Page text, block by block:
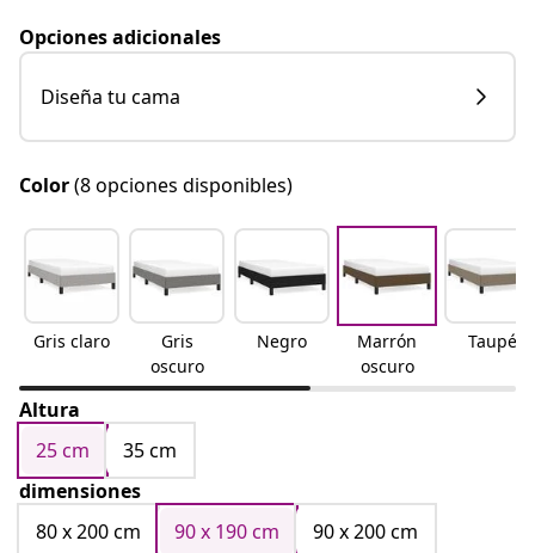
Opciones adicionales
Diseña tu cama
Color(8 opciones disponibles)
Gris claro
Gris
oscuro
Negro
Marrón
oscuro
Taupé
Altura
25 cm
35 cm
dimensiones
80 x 200 cm
90 x 190 cm
90 x 200 cm